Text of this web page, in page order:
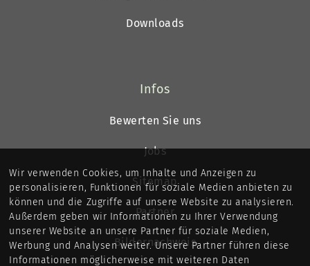
Downloads
Infos
Bewerten Sie uns
Jobs
Sitemap
Partner
Bildernachweis
Wir verwenden Cookies, um Inhalte und Anzeigen zu
personalisieren, Funktionen für soziale Medien anbieten zu
können und die Zugriffe auf unsere Website zu analysieren.
Außerdem geben wir Informationen zu Ihrer Verwendung
unserer Website an unsere Partner für soziale Medien,
Werbung und Analysen weiter. Unsere Partner führen diese
Informationen möglicherweise mit weiteren Daten